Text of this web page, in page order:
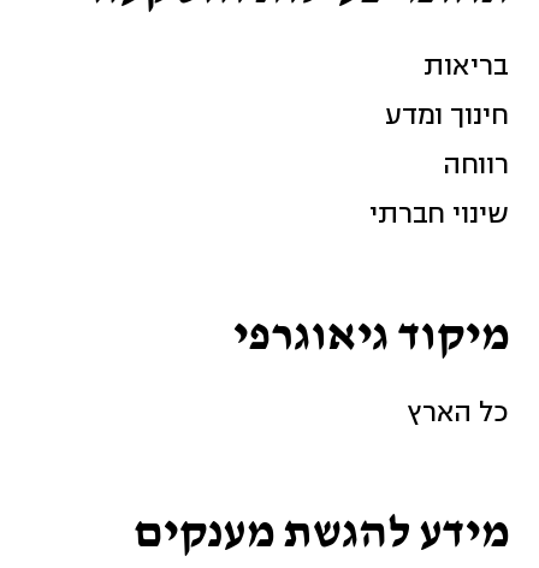
בריאות
חינוך ומדע
רווחה
שינוי חברתי
מיקוד גיאוגרפי
כל הארץ
מידע להגשת מענקים